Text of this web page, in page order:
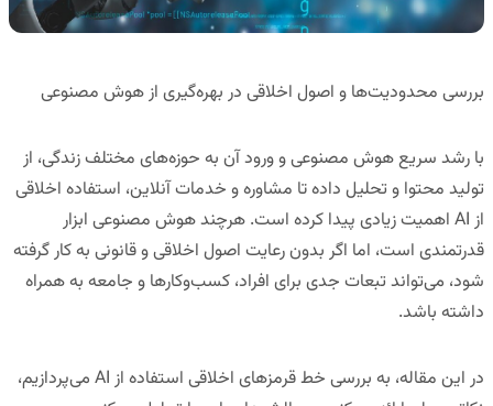
بررسی محدودیت‌ها و اصول اخلاقی در بهره‌گیری از هوش مصنوعی
با رشد سریع هوش مصنوعی و ورود آن به حوزه‌های مختلف زندگی، از
تولید محتوا و تحلیل داده تا مشاوره و خدمات آنلاین، استفاده اخلاقی
از
اهمیت زیادی پیدا کرده است. هرچند هوش مصنوعی ابزار
قدرتمندی است، اما اگر بدون رعایت اصول اخلاقی و قانونی به کار گرفته
شود، می‌تواند تبعات جدی برای افراد، کسب‌وکارها و جامعه به همراه
داشته باشد.
در این مقاله، به بررسی خط قرمزهای اخلاقی استفاده از
می‌پردازیم،